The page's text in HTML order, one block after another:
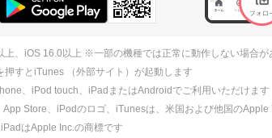
上、iOS 16.0以上 ※一部の機種では正常に動作しない場合が
押すとiTunes （外部サイト）が起動します
、iPod touch、iPadまたはAndroidでご利用いただけます
Store、iPodのロゴ、iTunesは、米国および他国のApple
はApple Inc.の商標です